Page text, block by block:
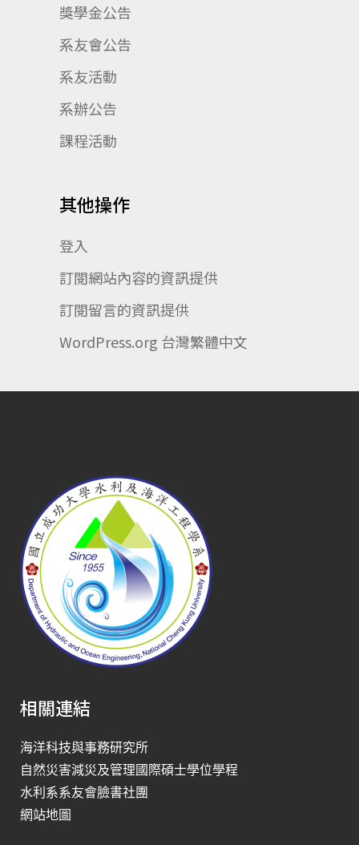
獎學金公告
系友會公告
系友活動
系辦公告
課程活動
其他操作
登入
訂閱網站內容的資訊提供
訂閱留言的資訊提供
WordPress.org 台灣繁體中文
相關連結
海洋科技與事務研究所
自然災害減災及管理國際碩士學位學程
水利系系友會臉書社團
網站地圖